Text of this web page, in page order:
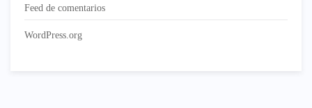
Feed de comentarios
WordPress.org